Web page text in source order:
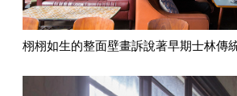
栩栩如生的整面壁畫訴說著早期士林傳